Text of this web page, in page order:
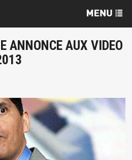
ANNONCE AUX VIDEO